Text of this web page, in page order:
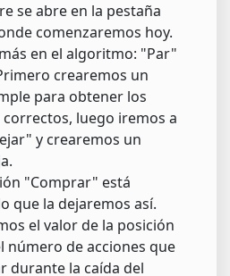
se abre en la pestaña
comenzaremos hoy.
en el algoritmo: "Par"
crearemos un
para obtener los
luego iremos a
y crearemos un
"Comprar" está
que la dejaremos así.
el valor de la posición
número de acciones que
durante la caída del